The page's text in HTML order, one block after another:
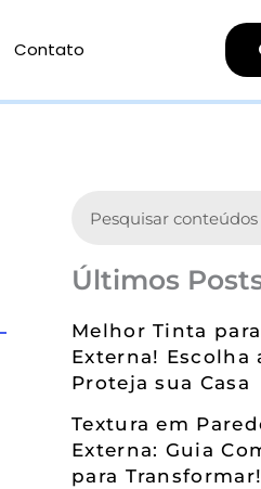
Contato
Últimos
Melhor Tinta
Externa! Escolha
Proteja sua Casa
Textura em
Externa: Guia
para Transformar!